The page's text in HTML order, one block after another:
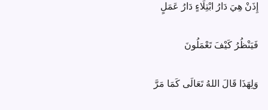
إِذَنْ هِيَ دَارُ ابْتِلَاءٍ دَارُ عَمَلٍ
فَيَنْظُرُ كَيْفَ تَعْمَلُونَ
وَلِهَذَا قَالَ اللهُ تَعَالَى كَمَا مَرَّ